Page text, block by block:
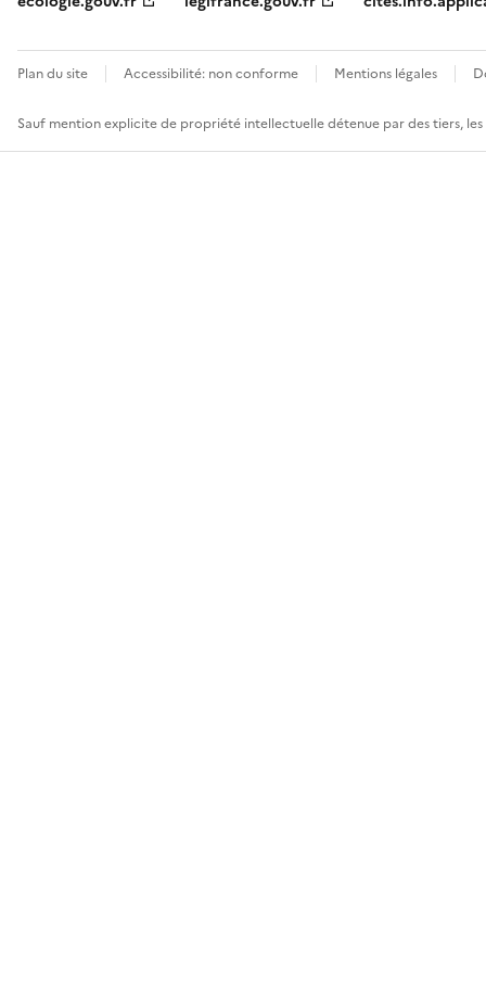
Plan du site Accessibilité: non conforme Mentions légales
Sauf mention explicite de propriété intellectuelle détenue par des tiers,